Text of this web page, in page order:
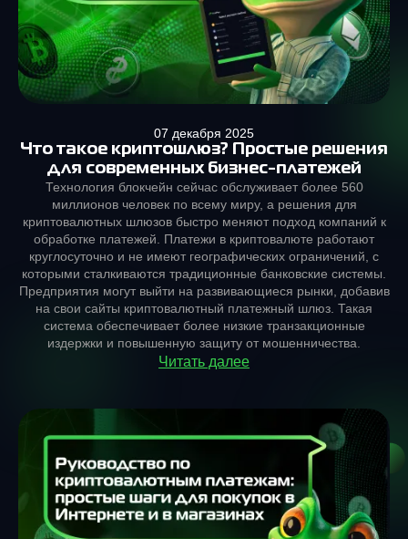
07 декабря 2025
Что такое криптошлюз? Простые решения
для современных бизнес-платежей
Технология блокчейн сейчас обслуживает более 560
миллионов человек по всему миру, а решения для
криптовалютных шлюзов быстро меняют подход компаний к
обработке платежей. Платежи в криптовалюте работают
круглосуточно и не имеют географических ограничений, с
которыми сталкиваются традиционные банковские системы.
Предприятия могут выйти на развивающиеся рынки, добавив
на свои сайты криптовалютный платежный шлюз. Такая
система обеспечивает более низкие транзакционные
издержки и повышенную защиту от мошенничества.
Читать далее